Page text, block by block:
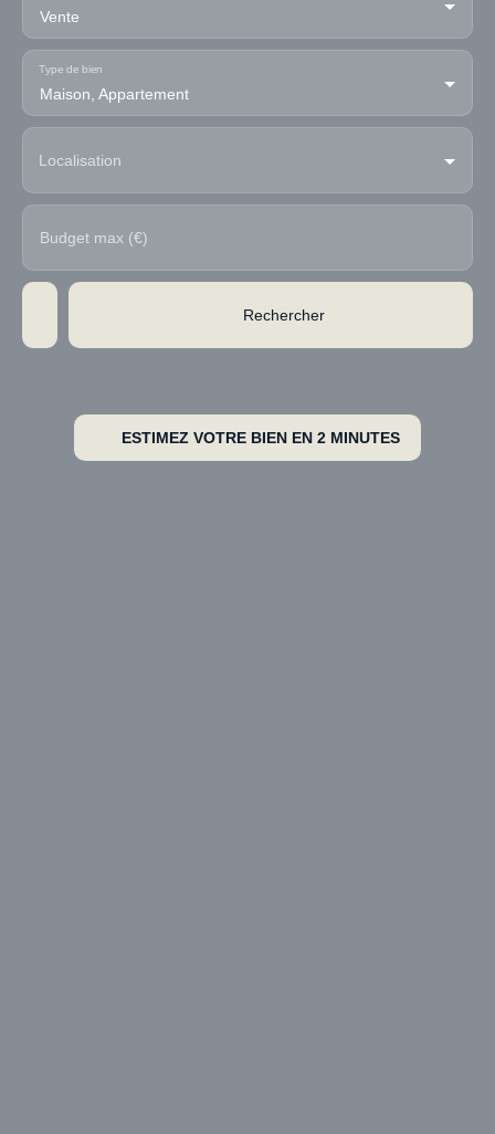
Vente
Maison, Appartement
Type de bien
Localisation
Budget max (€)
Rechercher
ESTIMEZ VOTRE BIEN EN 2 MINUTES